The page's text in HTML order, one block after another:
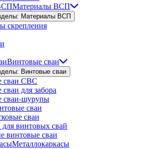
Материалы ВСП
Материалы ВСП
скрепления
Винтовые сваи
Винтовые сваи
сваи СВС
для забора
сваи-шурупы
сваи
сваи
винтовых свай
винтовые сваи
Металлокаркасы